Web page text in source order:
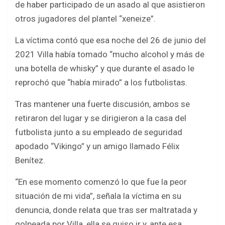
de haber participado de un asado al que asistieron
otros jugadores del plantel “xeneize”.
La víctima contó que esa noche del 26 de junio del
2021 Villa había tomado “mucho alcohol y más de
una botella de whisky” y que durante el asado le
reprochó que “había mirado” a los futbolistas.
Tras mantener una fuerte discusión, ambos se
retiraron del lugar y se dirigieron a la casa del
futbolista junto a su empleado de seguridad
apodado “Vikingo” y un amigo llamado Félix
Benítez.
“En ese momento comenzó lo que fue la peor
situación de mi vida”, señala la víctima en su
denuncia, donde relata que tras ser maltratada y